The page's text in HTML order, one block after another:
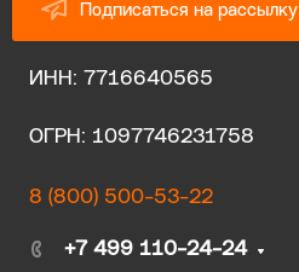
Подписаться на рассылку
ИНН: 7716640565
ОГРН: 1097746231758
8 (800) 500-53-22
+7 499 110-24-24